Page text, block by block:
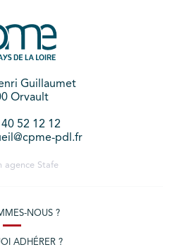
Guillaumet
Orvault
40 52 12 12
pdl.fr
agence Stafe
NOUS ?
ADHÉRER ?